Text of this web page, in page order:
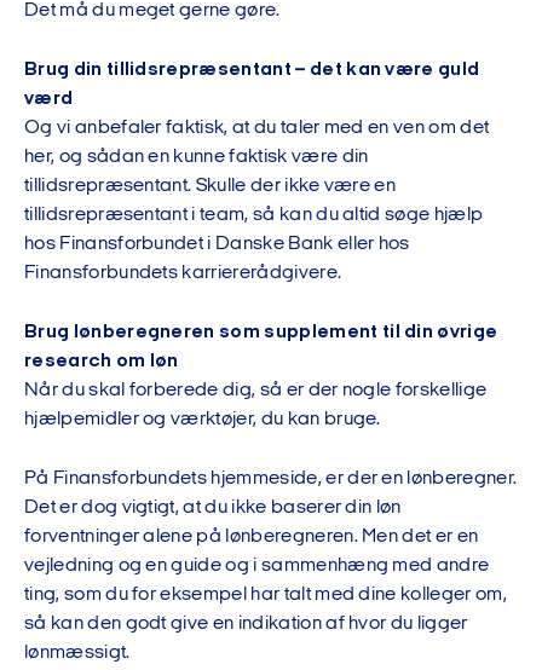
Det må du meget gerne gøre.
Brug din tillidsrepræsentant – det kan være guld
værd
Og vi anbefaler faktisk, at du taler med en ven om det
her, og sådan en kunne faktisk være din
tillidsrepræsentant. Skulle der ikke være en
tillidsrepræsentant i team, så kan du altid søge hjælp
hos Finansforbundet i Danske Bank eller hos
Finansforbundets karriererådgivere.
Brug lønberegneren som supplement til din øvrige
research om løn
Når du skal forberede dig, så er der nogle forskellige
hjælpemidler og værktøjer, du kan bruge.
På Finansforbundets hjemmeside, er der en lønberegner.
Det er dog vigtigt, at du ikke baserer din løn
forventninger alene på lønberegneren. Men det er en
vejledning og en guide og i sammenhæng med andre
ting, som du for eksempel har talt med dine kolleger om,
så kan den godt give en indikation af hvor du ligger
lønmæssigt.